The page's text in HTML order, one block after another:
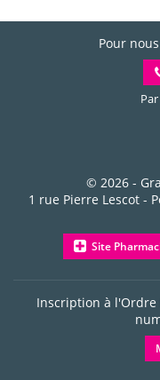
Pour
© 2026 -
1 rue Pierre Lescot -
Site
Inscription à l'Ordre